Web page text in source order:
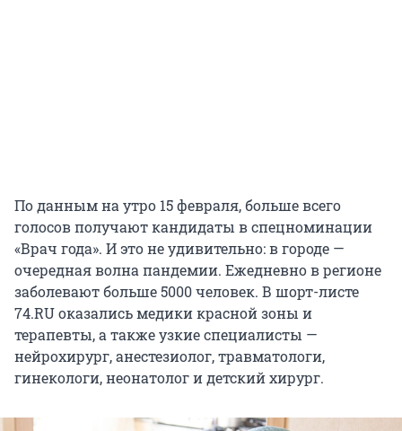
По данным на утро 15 февраля, больше всего
голосов получают кандидаты в спецноминации
«Врач года». И это не удивительно: в городе —
очередная волна пандемии. Ежедневно в регионе
заболевают больше 5000 человек. В шорт-листе
74.RU оказались медики красной зоны и
терапевты, а также узкие специалисты —
нейрохирург, анестезиолог, травматологи,
гинекологи, неонатолог и детский хирург.